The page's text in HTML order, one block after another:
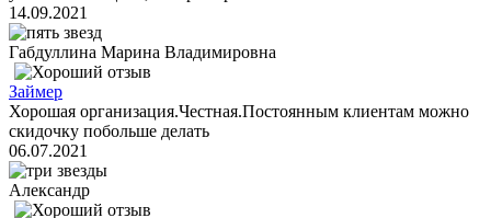
14.09.2021
Габдуллина Марина Владимировна
Займер
Хорошая организация.Честная.Постоянным клиентам можно
скидочку побольше делать
06.07.2021
Александр